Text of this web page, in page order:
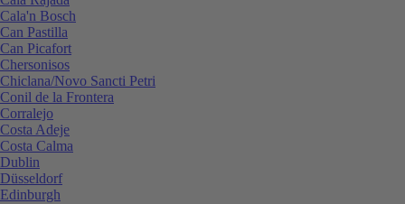
Cala'n Bosch
Can Pastilla
Can Picafort
Chersonisos
Chiclana/Novo Sancti Petri
Conil de la Frontera
Corralejo
Costa Adeje
Costa Calma
Dublin
Düsseldorf
Edinburgh